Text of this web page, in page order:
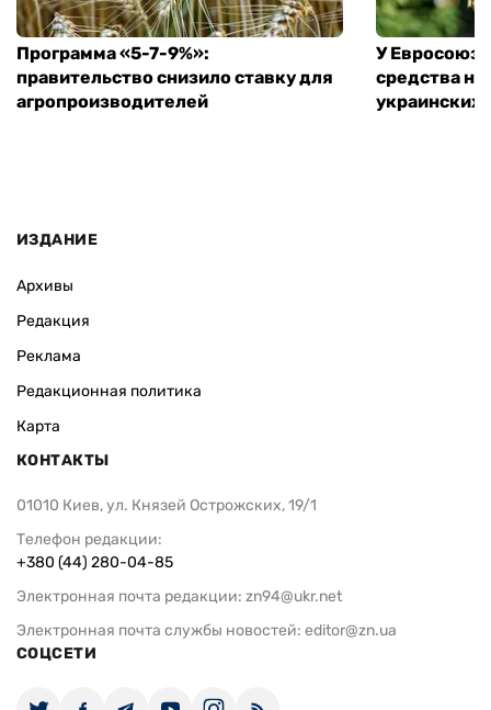
Программа «5-7-9%»:
правительство снизило ставку для
агропроизводителей
У
средства
ИЗДАНИЕ
Архивы
Редакция
Реклама
Редакционная политика
Карта
КОНТАКТЫ
01010 Киев, ул. Князей Острожских, 19/1
Телефон редакции:
+380 (44) 280-04-85
Электронная почта редакции: zn94@ukr.net
Электронная почта службы новостей: editor@zn.ua
СОЦСЕТИ